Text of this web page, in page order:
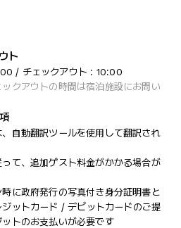
ト
/ チェックアウト : 10:00
クアウトの時間は宿泊施設にお問い
自動翻訳ツールを使用して翻訳され
て、追加ゲスト料金がかかる場合が
に政府発行の写真付き身分証明書と
ットカード / デビットカードのご提
トのお支払いが必要です